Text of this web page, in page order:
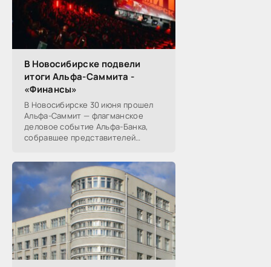
В Новосибирске подвели
итоги Альфа-Саммита -
«Финансы»
В Новосибирске 30 июня прошел
Альфа-Саммит — флагманское
деловое событие Альфа-Банка,
собравшее представителей
реального, технологического,
финансового и других